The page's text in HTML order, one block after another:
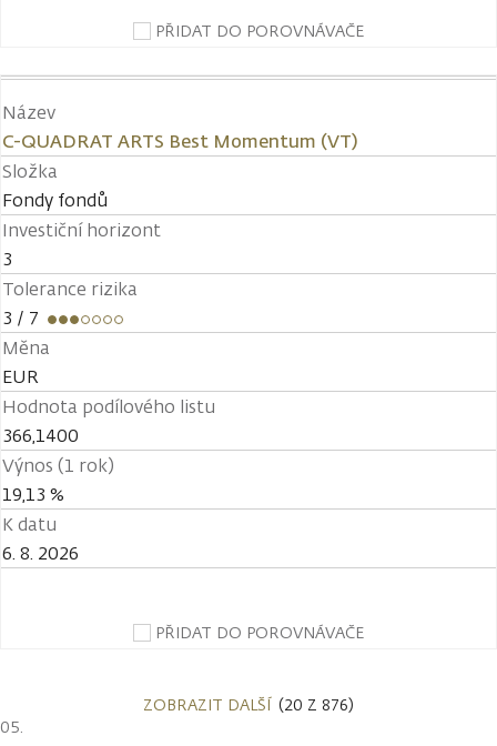
PŘIDAT DO POROVNÁVAČE
Název
C-QUADRAT ARTS Best Momentum (VT)
Složka
Fondy fondů
Investiční horizont
3
Tolerance rizika
3 / 7
Měna
EUR
Hodnota podílového listu
366,1400
Výnos (1 rok)
19,13 %
K datu
6. 8. 2026
PŘIDAT DO POROVNÁVAČE
ZOBRAZIT DALŠÍ (20 Z 876)